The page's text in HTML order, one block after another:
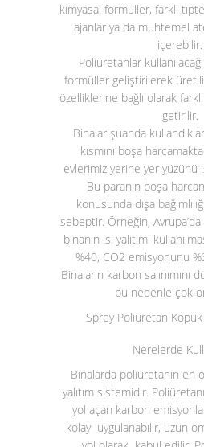
kimyasal formüller, farklı
ajanlar ya da muhtemel
içerebilir.
Poliüretanlar
formüller geliştirilerek
özelliklerine bağlı olarak
getirilir.
Binalar şuanda
kısmını boşa
evlerimiz yerine yer yüzünü
Bu paranın boşa
konusunda dışa
sebeptir. Örneğin,
binanın ısı yalıtımı
%40, CO2 emisyonunu
Binaların karbon salınımını
bu nedenle çok
Sprey Poliüretan Köpük
Nerelerde
Binalarda poliüretanın en
yalıtım sistemidir.
yol açan karbon
kolay uygulanabilir, uzun